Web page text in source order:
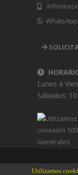
Lunes a
Sábados:
Copyright ©
Utilizamos